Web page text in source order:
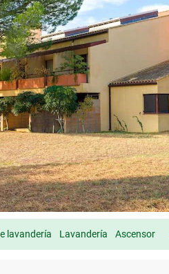
lavandería Lavandería Ascensor